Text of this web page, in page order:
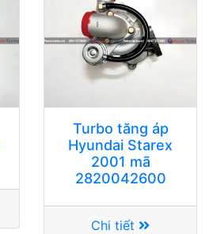
Turbo tăng áp
Hyundai Starex
2001 mã
2820042600
Chi tiết